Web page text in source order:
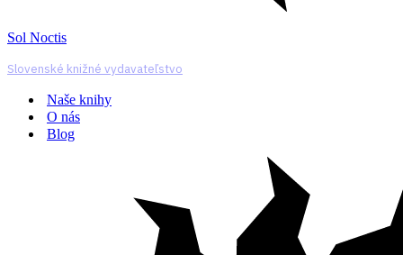
Sol Noctis
Slovenské knižné vydavateľstvo
Naše knihy
O nás
Blog